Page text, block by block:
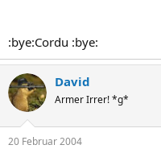
:bye:Cordu :bye:
David
Armer Irrer! *g*
20 Februar 2004